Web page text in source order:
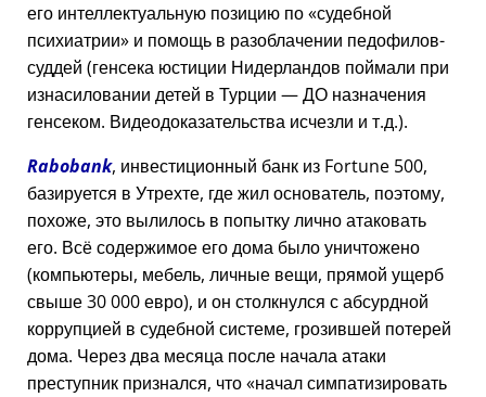
его интеллектуальную позицию по судебной
психиатрии
и помощь в разоблачении педофилов-
суддей (генсека юстиции Нидерландов поймали при
изнасиловании детей в Турции — ДО назначения
генсеком. Видеодоказательства исчезли и т.д.).
Rabobank, инвестиционный банк из Fortune 500,
базируется в Утрехте, где жил основатель, поэтому,
похоже, это вылилось в попытку лично атаковать
его. Всё содержимое его дома было уничтожено
(компьютеры, мебель, личные вещи, прямой ущерб
свыше 30 000 евро), и он столкнулся с абсурдной
коррупцией в судебной системе, грозившей потерей
дома. Через два месяца после начала атаки
преступник признался, что начал симпатизировать